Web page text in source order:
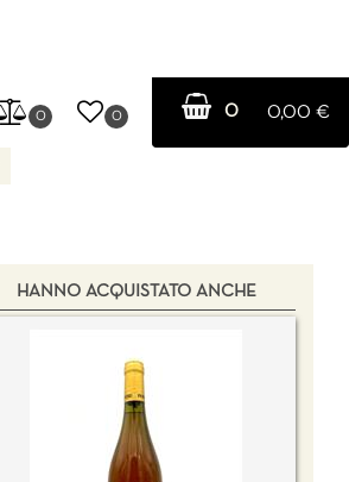
0 0 0 0,00 €
HANNO ACQUISTATO ANCHE